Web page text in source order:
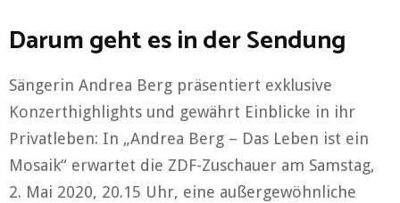
Darum geht es in der Sendung
Sängerin Andrea Berg präsentiert exklusive
Konzerthighlights und gewährt Einblicke in ihr
Privatleben: In „Andrea Berg – Das Leben ist ein
Mosaik“ erwartet die ZDF-Zuschauer am Samstag,
2. Mai 2020, 20.15 Uhr, eine außergewöhnliche